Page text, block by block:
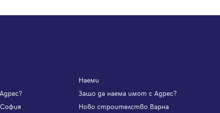
Наеми
Защо да наема имот с Адрес?
Ново строителство Варна